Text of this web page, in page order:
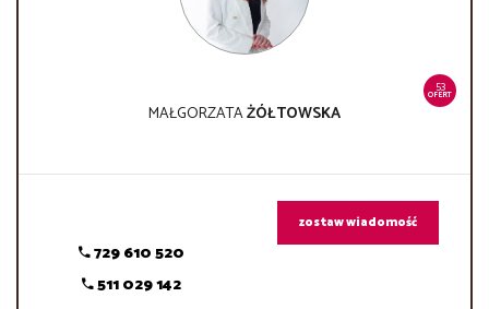
53
OFERT
MAŁGORZATAŻÓŁTOWSKA
729 610 520
511 029 142
zostaw wiadomość